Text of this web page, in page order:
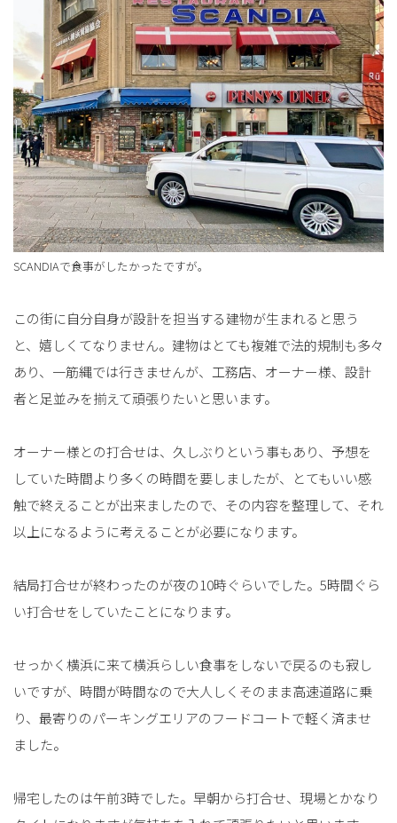
SCANDIAで食事がしたかったですが。
この街に自分自身が設計を担当する建物が生まれると思う
と、嬉しくてなりません。建物はとても複雑で法的規制も多々
あり、一筋縄では行きませんが、工務店、オーナー様、設計
者と足並みを揃えて頑張りたいと思います。
オーナー様との打合せは、久しぶりという事もあり、予想を
していた時間より多くの時間を要しましたが、とてもいい感
触で終えることが出来ましたので、その内容を整理して、それ
以上になるように考えることが必要になります。
結局打合せが終わったのが夜の10時ぐらいでした。5時間ぐら
い打合せをしていたことになります。
せっかく横浜に来て横浜らしい食事をしないで戻るのも寂し
いですが、時間が時間なので大人しくそのまま高速道路に乗
り、最寄りのパーキングエリアのフードコートで軽く済ませ
ました。
帰宅したのは午前3時でした。早朝から打合せ、現場とかなり